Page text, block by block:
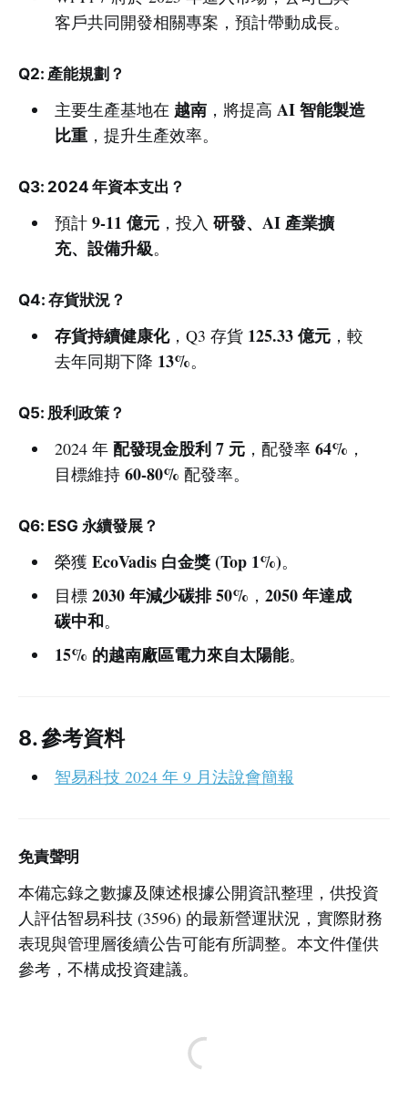
客戶共同開發相關專案，預計帶動成長。
Q2: 產能規劃？
主要生產基地在 越南，將提高 AI 智能製造
比重，提升生產效率。
Q3: 2024 年資本支出？
預計 9-11 億元，投入 研發、AI 產業擴
充、設備升級。
Q4: 存貨狀況？
存貨持續健康化，Q3 存貨 125.33 億元，較
去年同期下降 13%。
Q5: 股利政策？
2024 年 配發現金股利 7 元，配發率 64% ，
目標維持 60-80% 配發率。
Q6: ESG 永續發展？
榮獲 EcoVadis 白金獎 (Top 1%)。
目標 2030 年減少碳排 50% ， 2050 年達成
碳中和。
15% 的越南廠區電力來自太陽能。
8. 參考資料
智易科技 2024 年 9 月法說會簡報
免責聲明
本備忘錄之數據及陳述根據公開資訊整理，供投資
人評估智易科技 (3596) 的最新營運狀況，實際財務
表現與管理層後續公告可能有所調整。本文件僅供
參考，不構成投資建議。